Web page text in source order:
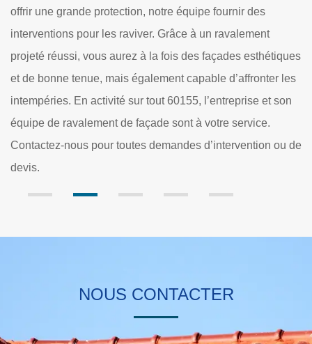
les
son
ou de
votre demande. Afin de donner un coup de jeune à vos
murs extérieurs, nous mettons en place des méthodes
des produits hautement qualifiés. Les produits que nous
utilisons permettront un aspect minéral qui permette
d’embellir les murs grâce à leur porosité et leur
aux diverses intempéries. Au service de tout entretien
façade, Dole Rénovation est en activité pour tout 60155
ses villes.
NOUS CONTACTER